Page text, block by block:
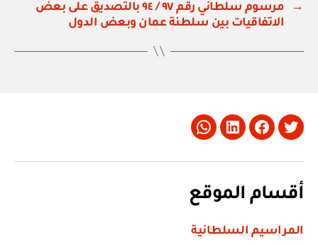
→
مرسوم سلطاني رقم ٩٧ / ٩٤ بالتصديق على بعض
الاتفاقيات بين سلطنة عمان وبعض الدول
Twitter
Facebook
LinkedIn
Whatsapp
أقسام الموقع
المراسيم السلطانية